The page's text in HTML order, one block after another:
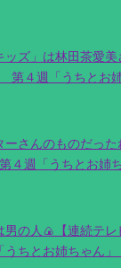
ズ」は林田茶愛
４週「うちとお姉
ーさんのものだっ
週「うちとお姉ち
男の人🍙【連続テ
ちとお姉ちゃん」